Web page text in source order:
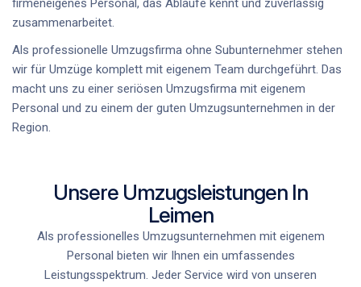
firmeneigenes Personal, das Abläufe kennt und zuverlässig
zusammenarbeitet.
Als professionelle Umzugsfirma ohne Subunternehmer stehen
wir für Umzüge komplett mit eigenem Team durchgeführt. Das
macht uns zu einer seriösen Umzugsfirma mit eigenem
Personal und zu einem der guten Umzugsunternehmen in der
Region.
Unsere Umzugsleistungen In
Leimen
Als professionelles Umzugsunternehmen mit eigenem
Personal bieten wir Ihnen ein umfassendes
Leistungsspektrum. Jeder Service wird von unseren